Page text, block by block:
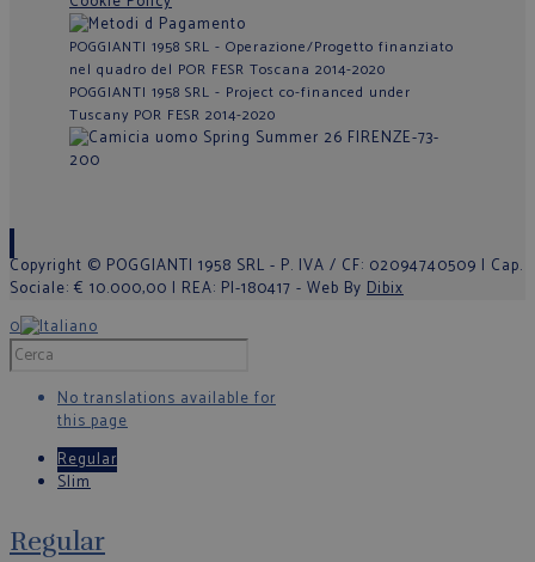
POGGIANTI 1958 SRL - Operazione/Progetto finanziato
nel quadro del POR FESR Toscana 2014-2020
POGGIANTI 1958 SRL - Project co-financed under
Tuscany POR FESR 2014-2020
Copyright © POGGIANTI 1958 SRL - P. IVA / CF: 02094740509 | Cap.
Sociale: € 10.000,00 | REA: PI-180417 - Web By Dibix
0
No translations available for
this page
Regular
Slim
Regular